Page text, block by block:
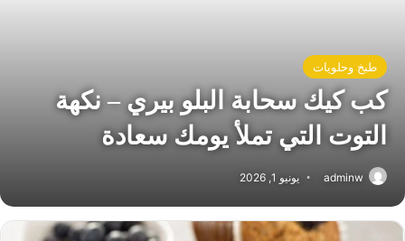
طبخ وحلويات
كب كيك سحابة البلو بيري – نكهة
التوت التي تملأ يومك سعادة
adminw يونيو 1, 2026